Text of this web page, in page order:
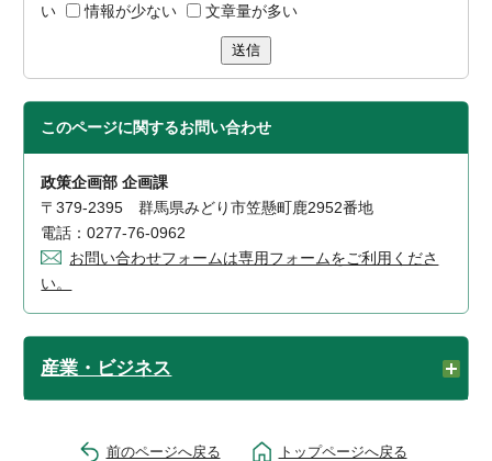
い
情報が少ない 文章量が多い
送信
このページに関するお問い合わせ
政策企画部 企画課
〒379-2395 群馬県みどり市笠懸町鹿2952番地
電話：0277-76-0962
お問い合わせフォームは専用フォームをご利用くださ
い。
産業・ビジネス
前のページへ戻る トップページへ戻る